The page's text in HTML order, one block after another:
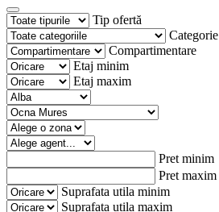
Tip ofertă
Categorie
Compartimentare
Etaj minim
Etaj maxim
Pret minim
Pret maxim
Suprafata utila minim
Suprafata utila maxim